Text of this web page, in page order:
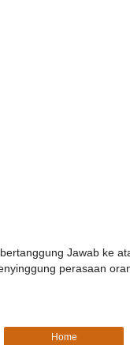
Jawab ke
perasaan
Home